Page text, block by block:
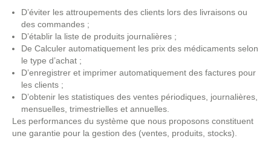
D’éviter les attroupements des clients lors des livraisons ou
des commandes ;
D’établir la liste de produits journalières ;
De Calculer automatiquement les prix des médicaments selon
le type d’achat ;
D’enregistrer et imprimer automatiquement des factures pour
les clients ;
D’obtenir les statistiques des ventes périodiques, journalières,
mensuelles, trimestrielles et annuelles.
Les performances du système que nous proposons constituent
une garantie pour la gestion des (ventes, produits, stocks).